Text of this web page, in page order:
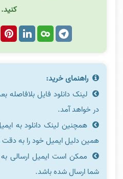
کنید.
راهنمای خرید:
لینک دانلود فایل
در خواهد آمد.
همچنین لینک دانلود به
همین دلیل ایمیل خود را به دقت
شما ارسال شده باشد.